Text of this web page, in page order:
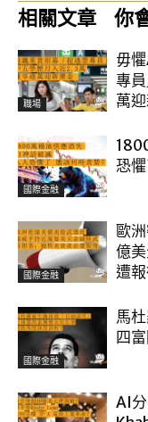
相關文章 你
職場
毋
專
萬
國際金融
恐
國際金融
歐
億
遭
國際金融
馬
四
AI